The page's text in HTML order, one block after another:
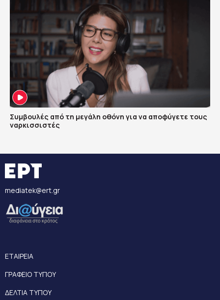
Συμβουλές από τη μεγάλη οθόνη για να αποφύγετε τους
ναρκισσιστές
mediatek@ert.gr
ΕΤΑΙΡΕΙΑ
ΓΡΑΦΕΙΟ ΤΥΠΟΥ
ΔΕΛΤΙΑ ΤΥΠΟΥ